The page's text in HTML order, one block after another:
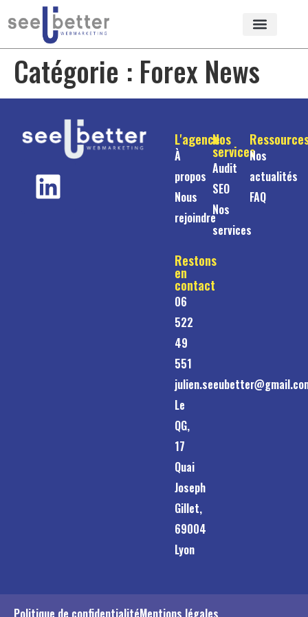
Catégorie : Forex News
L'agence
À
propos
Nous
rejoindre
Nos
services
Audit
SEO
Nos
services
Nos
actualités
FAQ
Restons
en
contact
06
522
49
551
Le
QG,
17
Quai
Joseph
Gillet,
69004
Lyon
Politique de confidentialitéMentions légales